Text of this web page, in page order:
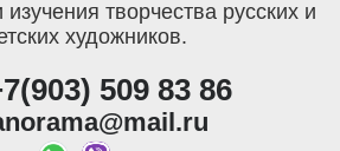
творчества русских и
художников.
509 83 86